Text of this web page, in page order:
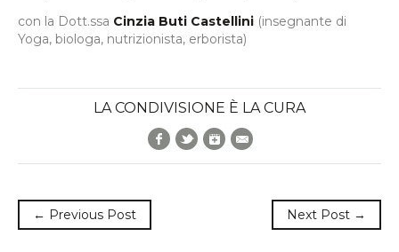
con la Dott.ssa Cinzia Buti Castellini (insegnante di
Yoga, biologa, nutrizionista, erborista)
LA CONDIVISIONE È LA CURA
Facebook
TwitterGoogle+
← Previous Post Next Post →